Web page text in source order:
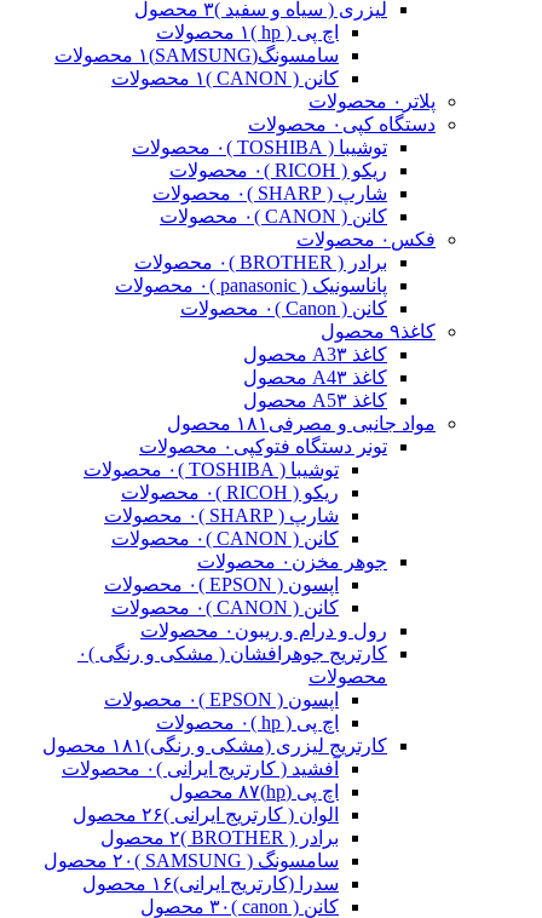
لیزری ( سیاه و سفید )۳ محصول
اچ پی ( hp )
۱ محصولات
سامسونگ(SAMSUNG)
۱ محصولات
کانن ( CANON )
۱ محصولات
پلاتر ۰ محصولات
دستگاه کپی ۰ محصولات
توشیبا ( TOSHIBA )
۰ محصولات
ریکو ( RICOH )
۰ محصولات
شارپ ( SHARP )
۰ محصولات
کانن ( CANON )
۰ محصولات
فکس ۰ محصولات
برادر ( BROTHER )
۰ محصولات
پاناسونیک ( panasonic )
۰ محصولات
کانن ( Canon )
۰ محصولات
کاغذ۹ محصول
کاغذ A3 ۳ محصول
کاغذ A4 ۳ محصول
کاغذ A5 ۳ محصول
مواد جانبی و مصرفی ۱۸۱ محصول
تونر دستگاه فتوکپی ۰ محصولات
توشیبا ( TOSHIBA )
۰ محصولات
ریکو ( RICOH )
۰ محصولات
شارپ ( SHARP )
۰ محصولات
کانن ( CANON )
۰ محصولات
جوهر مخزن ۰ محصولات
اپسون ( EPSON )
۰ محصولات
کانن ( CANON )
۰ محصولات
رول و درام و ریبون ۰ محصولات
کارتریج جوهرافشان ( مشکی و رنگی )۰
محصولات
اپسون ( EPSON )
۰ محصولات
اچ پی ( hp )
۰ محصولات
کارتریج لیزری (مشکی و رنگی)۱۸۱ محصول
آفشید ( کارتریج ایرانی )۰ محصولات
اچ پی (hp)
۸۷ محصول
الوان ( کارتریج ایرانی )۲۶ محصول
برادر ( BROTHER )
۲ محصول
سامسونگ ( SAMSUNG )
۲۰ محصول
سدرا (کارتریج ایرانی)۱۶ محصول
کانن ( canon )
۳۰ محصول